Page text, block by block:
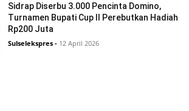
Sidrap Diserbu 3.000 Pencinta Domino,
Turnamen Bupati Cup II Perebutkan Hadiah
Rp200 Juta
Sulselekspres - 12 April 2026